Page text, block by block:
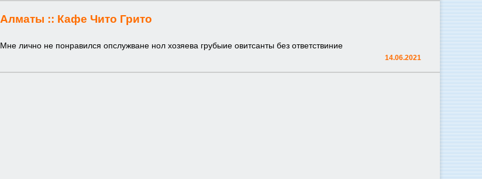
Алматы :: Кафе Чито Грито
Мне лично не понравился опслужване нол хозяева грубыие овитсанты без ответствиние
14.06.2021